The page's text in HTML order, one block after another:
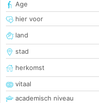
Age
hier voor
land
stad
herkomst
vitaal
academisch niveau